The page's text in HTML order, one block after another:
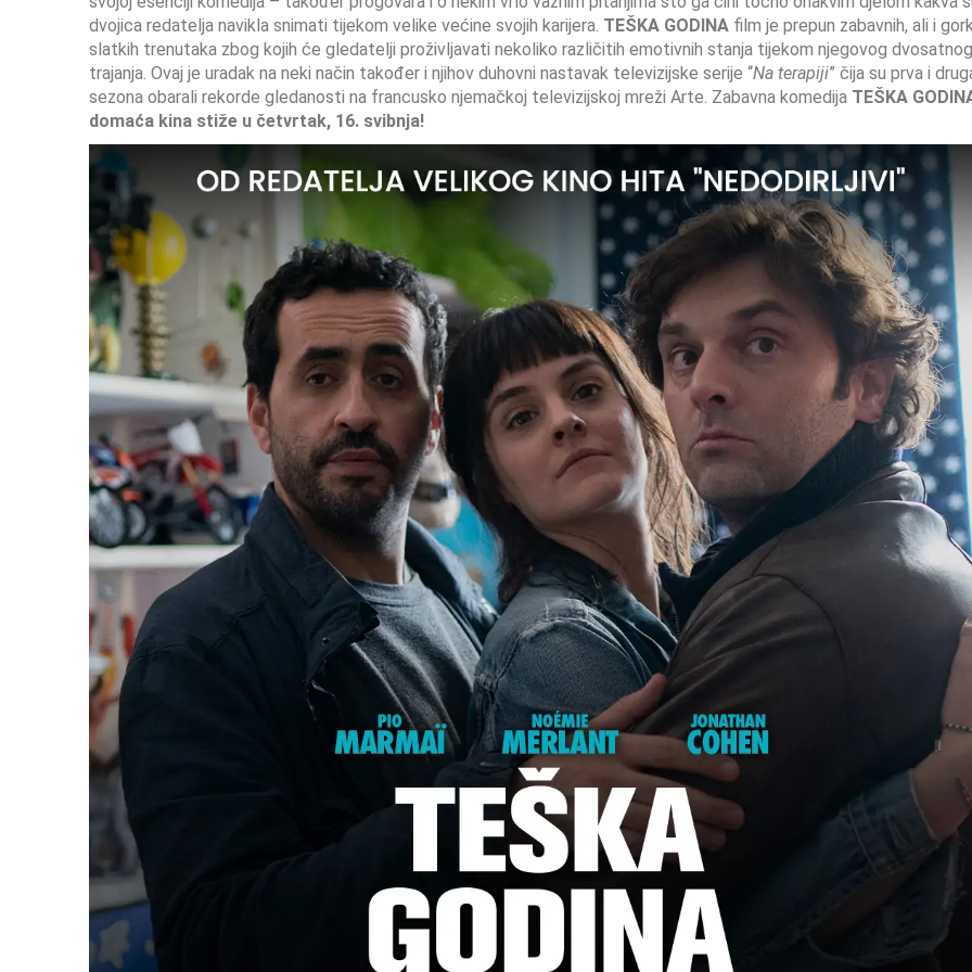
dvojica redatelja navikla snimati tijekom velike većine svojih karijera. TEŠKA GODINA film je prepun zabavnih, ali i
slatkih trenutaka zbog kojih će gledatelji proživljavati nekoliko različitih emotivnih stanja tijekom njegovog dvosatnog
trajanja. Ovaj je uradak na neki način također i njihov duhovni nastavak televizijske serije “Na terapiji” čija su prva i
sezona obarali rekorde gledanosti na francusko njemačkoj televizijskoj mreži Arte. Zabavna komedija TEŠKA
domaća kina stiže u četvrtak, 16. svibnja!